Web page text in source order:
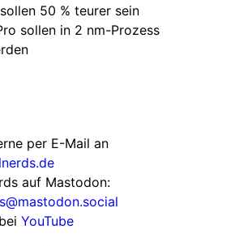
50 % teurer sein
sollen in 2 nm-Prozess
per E-Mail an
auf Mastodon:
YouTube